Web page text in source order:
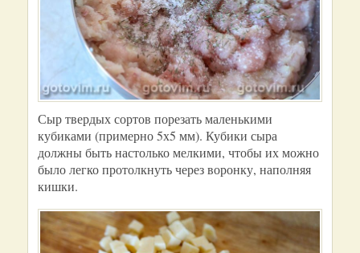
Сыр твердых сортов порезать маленькими
кубиками (примерно 5х5 мм). Кубики сыра
должны быть настолько мелкими, чтобы их можно
было легко протолкнуть через воронку, наполняя
кишки.